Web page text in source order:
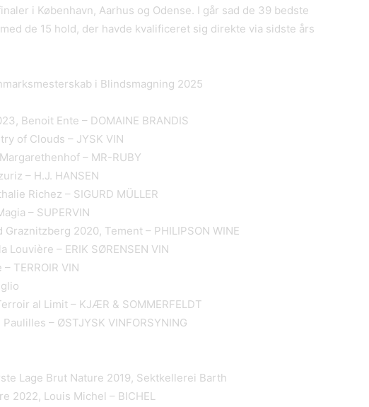
i København, Aarhus og Odense. I går sad de 39 bedste
de 15 hold, der havde kvalificeret sig direkte via sidste års
i Blindsmagning 2025
Benoit Ente – DOMAINE BRANDIS
of Clouds – JYSK VIN
– MR-RUBY
– H.J. HANSEN
Richez – SIGURD MÜLLER
– SUPERVIN
2020, Tement – PHILIPSON WINE
Louvière – ERIK SØRENSEN VIN
TERROIR VIN
al Limit – KJÆR & SOMMERFELDT
– ØSTJYSK VINFORSYNING
Lage Brut Nature 2019, Sektkellerei Barth
2022, Louis Michel – BICHEL